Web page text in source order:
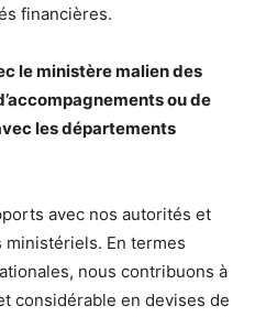
financières.
le ministère malien des
ou de
les départements
avec nos autorités et
En termes
nous contribuons à
considérable en devises de